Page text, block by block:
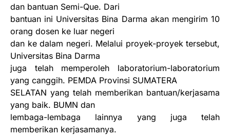
dan bantuan Semi-Que. Dari
bantuan ini Universitas Bina Darma akan mengirim 10
orang dosen ke luar negeri
dan ke dalam negeri. Melalui proyek-proyek tersebut,
Universitas Bina Darma
juga telah memperoleh laboratorium-laboratorium
yang canggih. PEMDA Provinsi SUMATERA
SELATAN yang telah memberikan bantuan/kerjasama
yang baik. BUMN dan
lembaga-lembaga lainnya yang juga telah
memberikan kerjasamanya.